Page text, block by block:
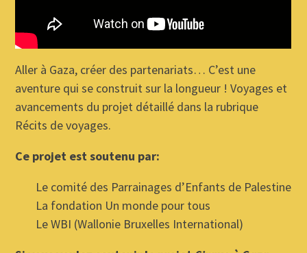
Aller à Gaza, créer des partenariats… C’est une
aventure qui se construit sur la longueur ! Voyages et
avancements du projet détaillé dans la rubrique
Récits de voyages.
Ce projet est soutenu par:
Le comité des Parrainages d’Enfants de Palestine
La fondation Un monde pour tous
Le WBI (Wallonie Bruxelles International)